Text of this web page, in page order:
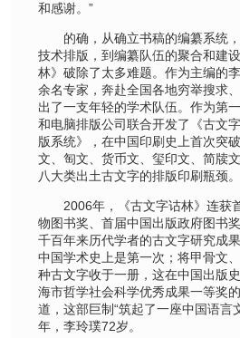
和感谢。”
的确，从确立书稿的编纂系统，
技术排版，到编纂队伍的聚合和建
林》破除了太多难题。作为主编的
余名专家，奔赴全国各地穷举搜求
出了一支年轻的学术队伍。作为第
和电脑排版公司联合开发了《古文
版系统》，在中国印刷史上首次突
文、匋文、货币文、玺印文、简牍
八大类出土古文字的排版印刷瓶颈。
2006年，《古文字诂林》连获
物图书奖、首届中国出版政府图书
千百年来历代学者的古文字研究成
中国学术史上是第一次；将甲骨文
种古文字收于一册，这在中国出版
海市哲学社会科学优秀成果一等奖
道，这部巨制“筑起了一座中国语言
年，李玲璞72岁。